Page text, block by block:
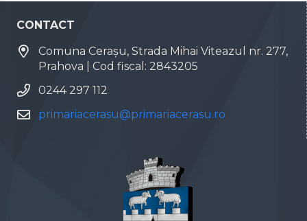
CONTACT
Comuna Cerașu, Strada Mihai Viteazul nr. 277,
Prahova | Cod fiscal: 2843205
0244 297 112
primariacerasu@primariacerasu.ro